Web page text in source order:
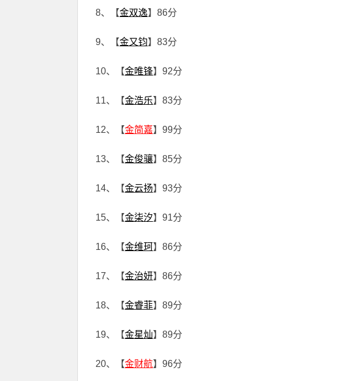
8、【金双逸】86分
9、【金又钧】83分
10、【金唯锋】92分
11、【金浩乐】83分
12、【金简嘉】99分
13、【金俊骧】85分
14、【金云扬】93分
15、【金柒汐】91分
16、【金维珂】86分
17、【金治妍】86分
18、【金睿菲】89分
19、【金星灿】89分
20、【金财航】96分